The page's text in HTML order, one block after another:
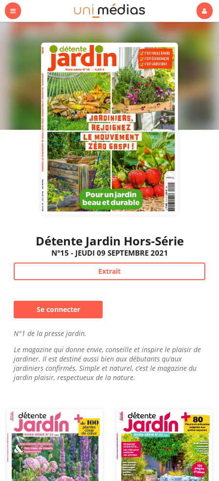
Détente Jardin Hors-Série
N°15 - JEUDI 09 SEPTEMBRE 2021
Extrait
Se connecter
N°1 de la presse jardin.
Le magazine qui donne envie, conseille et inspire le plaisir de
jardiner. Il est destiné aussi bien aux débutants qu’aux
jardiniers confirmés. Simple et naturel, c’est le magazine du
jardin plaisir, respectueux de la nature.